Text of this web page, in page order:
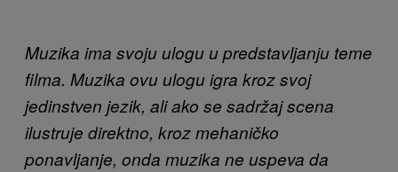
Muzika ima svoju ulogu u predstavljanju teme
filma. Muzika ovu ulogu igra kroz svoj
jedinstven jezik, ali ako se sadržaj scena
ilustruje direktno, kroz mehaničko
ponavljanje, onda muzika ne uspeva da